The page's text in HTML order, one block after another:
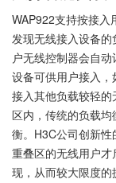
WAP922支持按接入
发现无线接入设备
户无线控制器会自
设备可供用户接入
接入其他负载较轻
区内，传统的负载
衡。H3C公司创新
重叠区的无线用户
现，从而较大限度的